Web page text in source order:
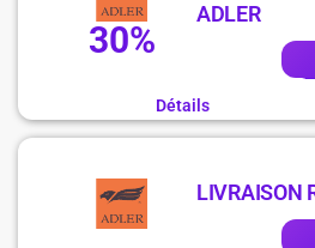
30%
ADLER
Détails
LIVRAISON